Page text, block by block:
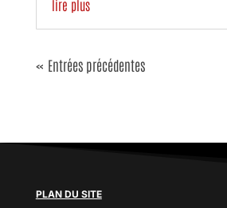
lire plus
« Entrées précédentes
PLAN DU SITE